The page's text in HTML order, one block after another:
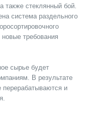
также стеклянный бой.
система раздельного
требования
сырье будет
В результате
перерабатываются и